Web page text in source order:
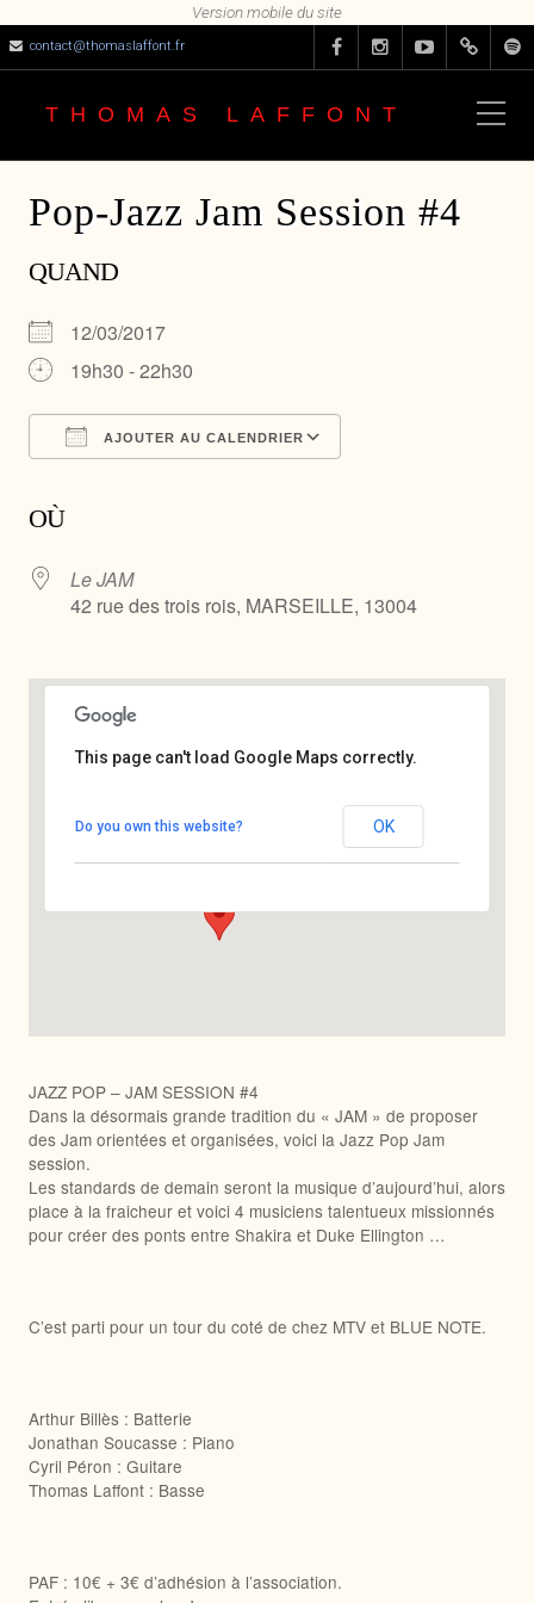
contact@thomaslaffont.fr
THOMAS LAFFONT
Pop-Jazz Jam Session #4
QUAND
12/03/2017
19h30 - 22h30
AJOUTER AU CALENDRIER
OÙ
Le JAM
42 rue des trois rois, MARSEILLE, 13004
Voir Évènements
This page can't load Google Maps correctly.
Do you own this website? OK
JAZZ POP – JAM SESSION #4
Dans la désormais grande tradition du « JAM » de proposer
des Jam orientées et organisées, voici la Jazz Pop Jam
session.
Les standards de demain seront la musique d’aujourd’hui, alors
place à la fraicheur et voici 4 musiciens talentueux missionnés
pour créer des ponts entre Shakira et Duke Ellington …
C’est parti pour un tour du coté de chez MTV et BLUE NOTE.
Arthur Billès : Batterie
Jonathan Soucasse : Piano
Cyril Péron : Guitare
Thomas Laffont : Basse
PAF : 10€ + 3€ d’adhésion à l’association.